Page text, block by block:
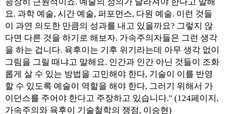
요. 과학 예술, 시간 예술, 퍼포먼스, 다원 예술. 이런 것들
이 과연 의도한 만큼의 성과를 내고 있을까요? 그렇지 않
다면 다른 것을 하기로 해보자. 가속주의자들은 그런 생각
을 하는 겁니다. 육후이는 기후 위기라는데 아무 생각 없이
그림을 그릴 때냐고 말해요. 인간과 인간 아닌 것들이 조화
롭게 살 수 있는 방법을 고민해야 한다, 기술이 이를 반영
할 수 있도록 예술이 역할을 해야 한다, 그러기 위해서 가
이던스를 주어야 한다고 주장하고 있습니다." (124페이지,
가속주의와 육후이 기술철학의 쟁점, 이승현)